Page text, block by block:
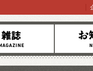
お知らせ